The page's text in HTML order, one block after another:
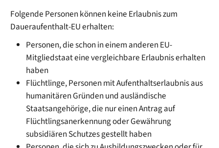
Folgende Personen können keine Erlaubnis zum
Daueraufenthalt-EU erhalten:
Personen, die schon in einem anderen EU-
Mitgliedstaat eine vergleichbare Erlaubnis erhalten
haben
Flüchtlinge, Personen mit Aufenthaltserlaubnis aus
humanitären Gründen und ausländische
Staatsangehörige, die nur einen Antrag auf
Flüchtlingsanerkennung oder Gewährung
subsidiären Schutzes gestellt haben